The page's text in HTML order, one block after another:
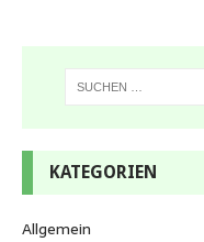
KATEGORIEN
Allgemein